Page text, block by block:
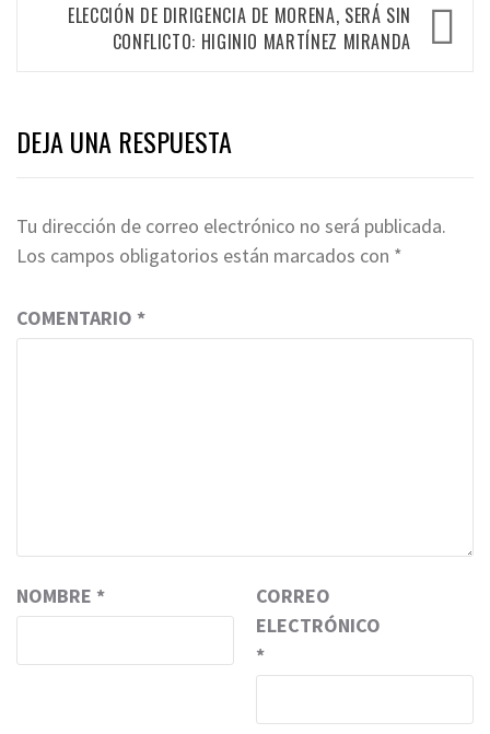
ELECCIÓN DE DIRIGENCIA DE MORENA, SERÁ SIN
CONFLICTO: HIGINIO MARTÍNEZ MIRANDA
DEJA UNA RESPUESTA
Tu dirección de correo electrónico no será publicada.
Los campos obligatorios están marcados con *
COMENTARIO *
NOMBRE *
CORREO
ELECTRÓNICO
*